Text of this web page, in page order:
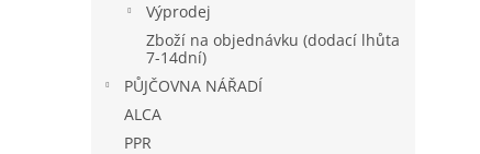
Výprodej
Zboží na objednávku (dodací lhůta
7-14dní)
PŮJČOVNA NÁŘADÍ
ALCA
PPR